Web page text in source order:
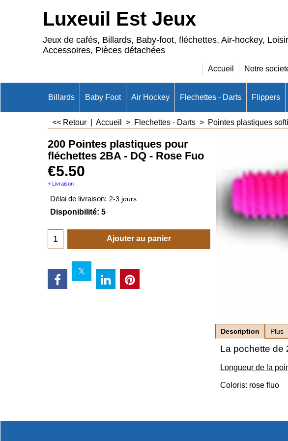
Luxeuil Est Jeux
Jeux de cafés, Billards, Baby-foot, fléchettes, Air-hockey,
Accessoires, Pièces détachées
Accueil Notre
Billards Baby Foot Air Hockey Flechettes - Darts Flippers
<< Retour Accueil > Flechettes - Darts > Pointes plastiques
200 Pointes plastiques pour
fléchettes 2BA - DQ - Rose Fuo
€5.50
+ Livraison
Délai de livraison: 2-3 jours
Disponibilité: 5
Ajouter au panier
Description Plus
La pochette de
Longueur de la
Coloris: rose fluo